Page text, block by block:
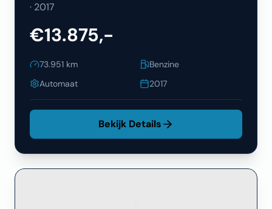
· 2017
€13.875,-
73.951 km
Benzine
Automaat
2017
Bekijk Details